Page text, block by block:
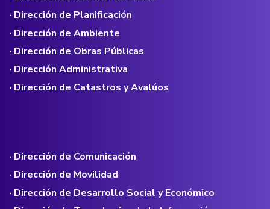
· Dirección de Planificación
· Dirección de Ambiente
· Dirección de Obras Públicas
· Dirección Administrativa
· Dirección de Catastros y Avalúos
· Dirección de Comunicación
· Dirección de Movilidad
· Dirección de Desarrollo Social y Económico